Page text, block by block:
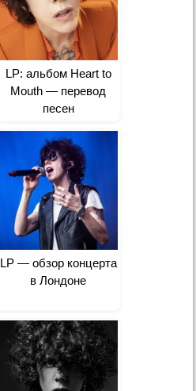
LP: альбом Heart to
Mouth — перевод
песен
LP — обзор концерта
в Лондоне